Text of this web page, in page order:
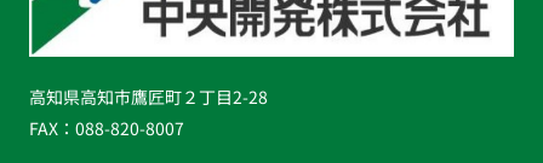
高知県高知市鷹匠町２丁目2-28
FAX： 088-820-8007